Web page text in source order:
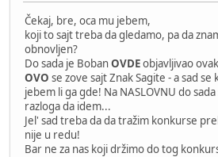
Čekaj, bre, oca mu jebem,
koji to sajt treba da gledamo, pa da
obnovljen?
Do sada je BobanOVDEobjavljivao
OVO se zove sajt Znak Sagite - a sad se
jebem li ga gde! Na NASLOVNU do
razloga da idem...
Jel' sad treba da da tražim konkurse
nije u redu!
Bar ne za nas koji držimo do tog